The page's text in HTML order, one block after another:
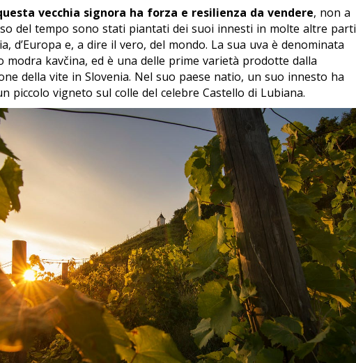
vecchia signora ha forza e resilienza da vendere, non a
del tempo sono stati piantati dei suoi innesti in molte altre parti
d’Europa e, a dire il vero, del mondo. La sua uva è denominata
modra kavčina, ed è una delle prime varietà prodotte dalla
della vite in Slovenia. Nel suo paese natio, un suo innesto ha
piccolo vigneto sul colle del celebre Castello di Lubiana.